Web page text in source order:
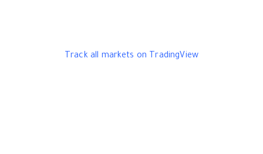
Track all markets on TradingView